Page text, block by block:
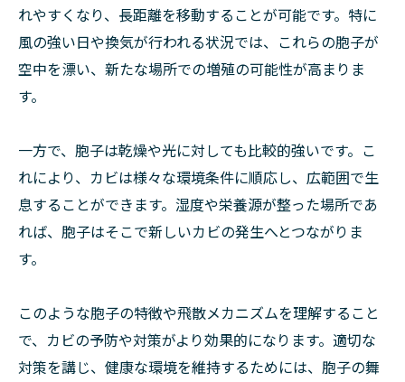
れやすくなり、長距離を移動することが可能です。特に
風の強い日や換気が行われる状況では、これらの胞子が
空中を漂い、新たな場所での増殖の可能性が高まりま
す。
一方で、胞子は乾燥や光に対しても比較的強いです。こ
れにより、カビは様々な環境条件に順応し、広範囲で生
息することができます。湿度や栄養源が整った場所であ
れば、胞子はそこで新しいカビの発生へとつながりま
す。
このような胞子の特徴や飛散メカニズムを理解すること
で、カビの予防や対策がより効果的になります。適切な
対策を講じ、健康な環境を維持するためには、胞子の舞